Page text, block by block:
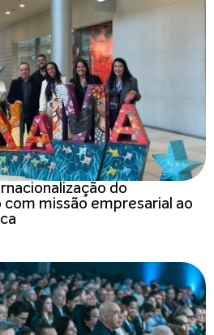
do
missão empresarial ao